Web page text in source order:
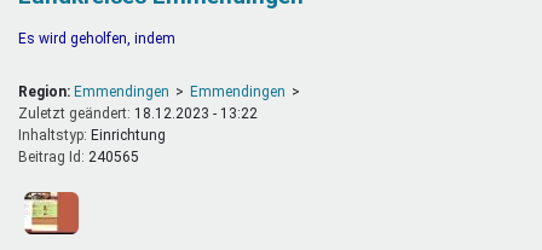
Es wird geholfen, indem
Region: Emmendingen
Emmendingen
Zuletzt geändert: 18.12.2023 - 13:22
Inhaltstyp:
einrichtung
Beitrag Id: 240565